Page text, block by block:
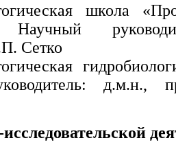
школа
Научный
Сетко
д.м.н.,